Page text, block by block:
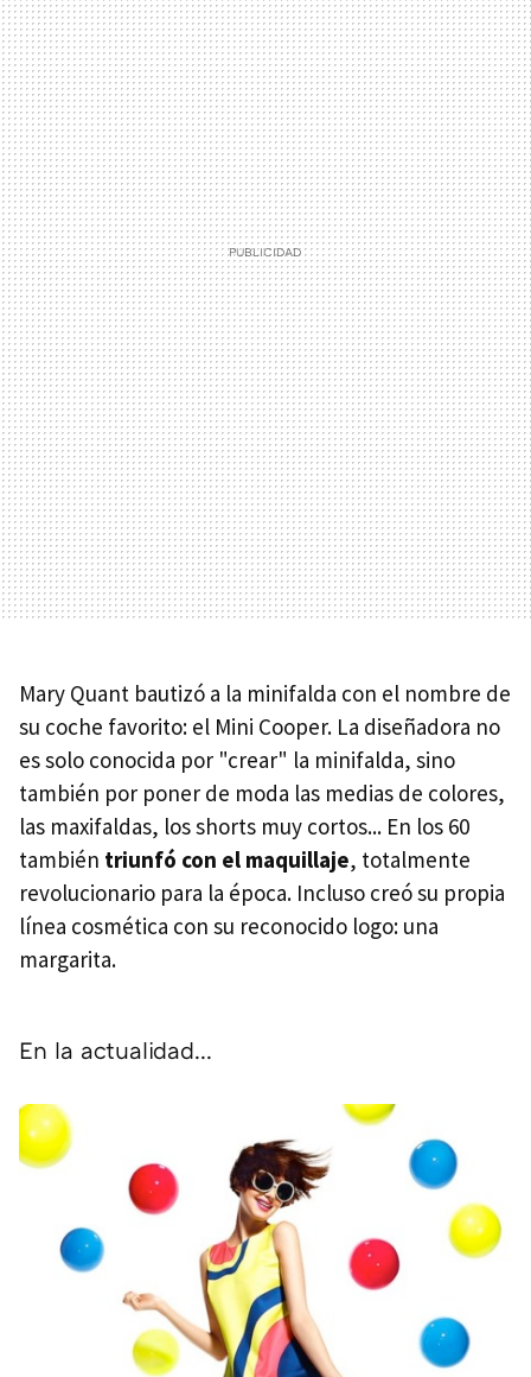
Mary Quant bautizó a la minifalda con el nombre de
su coche favorito: el Mini Cooper. La diseñadora no
es solo conocida por "crear" la minifalda, sino
también por poner de moda las medias de colores,
las maxifaldas, los shorts muy cortos... En los 60
también triunfó con el maquillaje, totalmente
revolucionario para la época. Incluso creó su propia
línea cosmética con su reconocido logo: una
margarita.
En la actualidad...